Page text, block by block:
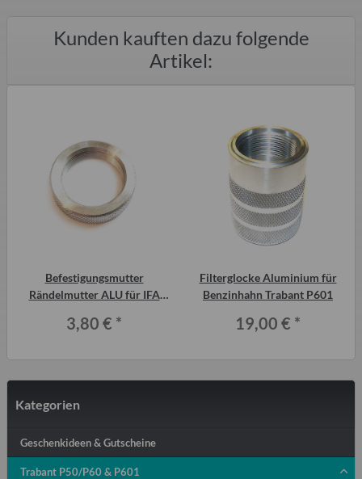
Kunden kauften dazu folgende
Artikel:
Befestigungsmutter
Rändelmutter ALU für IFA
Wischerschalter
3,80 € *
Filterglocke Aluminium für
Benzinhahn Trabant P601
19,00 € *
Kategorien
Geschenkideen & Gutscheine
Trabant P50/P60 & P601